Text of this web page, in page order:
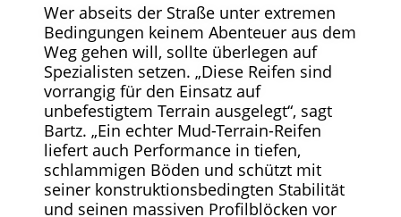
Wer abseits der Straße unter extremen
Bedingungen keinem Abenteuer aus dem
Weg gehen will, sollte überlegen auf
Spezialisten setzen. „Diese Reifen sind
vorrangig für den Einsatz auf
unbefestigtem Terrain ausgelegt“, sagt
Bartz. „Ein echter Mud-Terrain-Reifen
liefert auch Performance in tiefen,
schlammigen Böden und schützt mit
seiner konstruktionsbedingten Stabilität
und seinen massiven Profilblöcken vor